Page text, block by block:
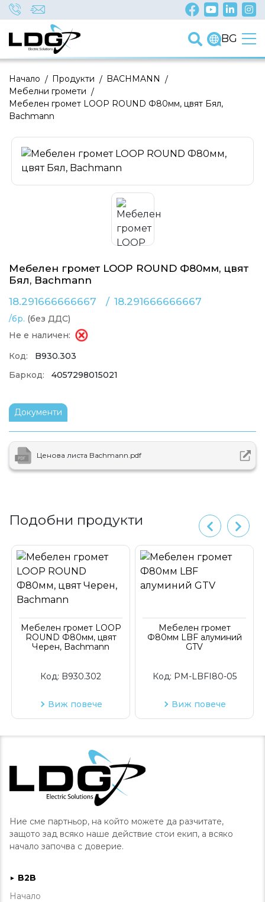
BG
/
Начало /
Продукти /
BACHMANN
/
Мебелни громети
Мебелен громет LOOP ROUND Ф80мм, цвят Бял,
Bachmann
Мебелен громет LOOP ROUND Ф80мм, цвят
Бял, Bachmann
18.291666666667
/
18.291666666667
/бр. (без ДДС)
Не е наличен:
Код:
B930.303
Баркод:
4057298015021
Документи
Ценова листа Bachmann.pdf
Подобни продукти
Мебелен громет LOOP
ROUND Ф80мм, цвят
Черен, Bachmann
Код: B930.302
Виж повече
Мебелен громет
Ф80мм LBF алуминий
GTV
Код: PM-LBFI80-05
Виж повече
Ние сме партньор, на който можете да разчитате,
защото зад всяко наше действие стои екип, а всяко
начало започва с доверие.
► B2B
Начало